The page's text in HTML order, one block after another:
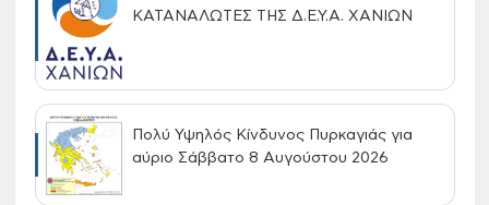
ΚΑΤΑΝΑΛΩΤΕΣ ΤΗΣ Δ.Ε.Υ.Α. ΧΑΝΙΩΝ
Πολύ Υψηλός Κίνδυνος Πυρκαγιάς για
αύριο Σάββατο 8 Αυγούστου 2026